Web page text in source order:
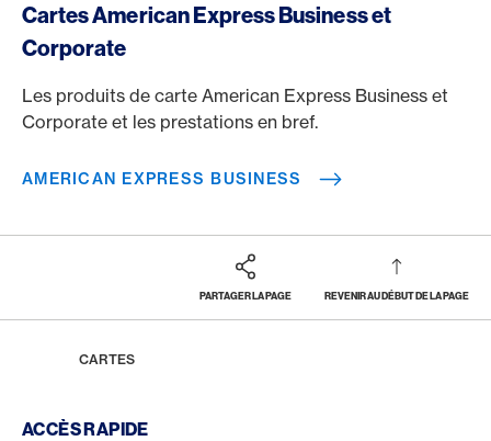
Cartes American Express Business et
Corporate
Les produits de carte American Express Business et
Corporate et les prestations en bref.
AMERICAN EXPRESS BUSINESS
PARTAGER LA PAGE REVENIR AU DÉBUT DE LA PAGE
CARTES
Footer Navigation
ACCÈS RAPIDE